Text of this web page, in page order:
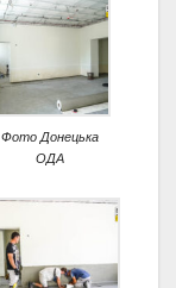
Фото Донецька
ОДА